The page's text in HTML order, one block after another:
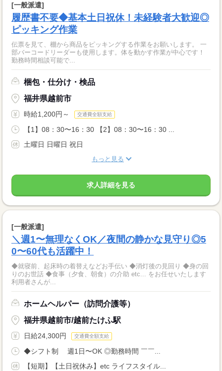
[一般派遣]
履歴書不要◆基本土日祝休！未経験者大歓迎◎
ピッキング作業
伝票を見て、棚から商品をピッキングする作業をお願いします。 一
部バーコードリーダーも使用します。体を動かす作業が中心です！
勤務時間相談可能で...
梱包・仕分け・検品
福井県越前市
時給1,200円～ 交通費全額支給
【1】08：30〜16：30 【2】08：30〜16：30 ...
土曜日 日曜日 祝日
もっと見る
求人詳細を見る
[一般派遣]
＼週1〜無理なくOK／夜間の静かな見守り◎5
0〜60代も活躍中！
◆就寝前、起床時の着替えなどお手伝い ◆消灯後の見回り ◆身の回
りのお世話 ◆食事（夕食、朝食）の介助 etc... をお任せいたします
利用者さんが...
ホームヘルパー（訪問介護等）
福井県越前市/越前たけふ駅
日給24,300円 交通費全額支給
◆シフト制 週1日〜OK ◎勤務時間 ￣￣...
【短期】【土日祝休み】etc ライフスタイル...